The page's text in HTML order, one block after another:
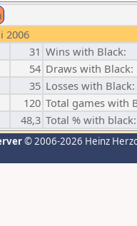
2006
31 Wins with Black:
54 Draws with Black:
35 Losses with Black:
120 Total games with
48,3 Total % with black:
© 2006-2026 Heinz